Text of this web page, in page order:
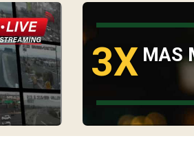
3X MAS